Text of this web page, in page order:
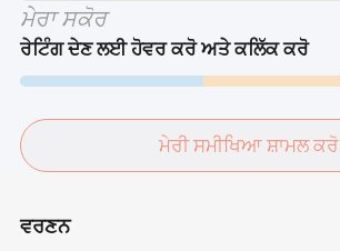
ਮੇਰਾ ਸਕੋਰ
ਰੇਟਿੰਗ ਦੇਣ ਲਈ ਹੋਵਰ ਕਰੋ ਅਤੇ ਕਲਿੱਕ ਕਰੋ
ਮੇਰੀ ਸਮੀਖਿਆ ਸ਼ਾਮਲ ਕਰੋ
ਵਰਣਨ